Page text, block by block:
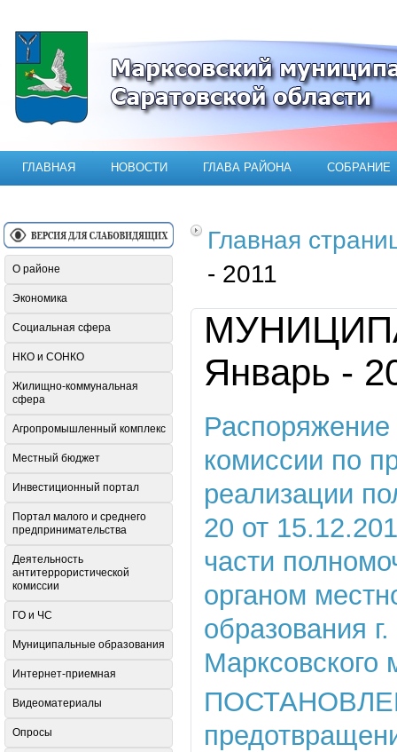
Официальный сайт Марксовского
ГЛАВНАЯ НОВОСТИ ГЛАВА РАЙОНА СОБРАНИЕ
Главная
- 2011
Январь -
комиссии по
реализации
20 от
части
органом
образования
Марксовского
О районе
Экономика
Социальная сфера
НКО и СОНКО
Жилищно-коммунальная
сфера
Агропромышленный комплекс
Местный бюджет
Инвестиционный портал
Портал малого и среднего
предпринимательства
Деятельность
антитеррористической
комиссии
ГО и ЧС
Муниципальные образования
Интернет-приемная
Видеоматериалы
Опросы